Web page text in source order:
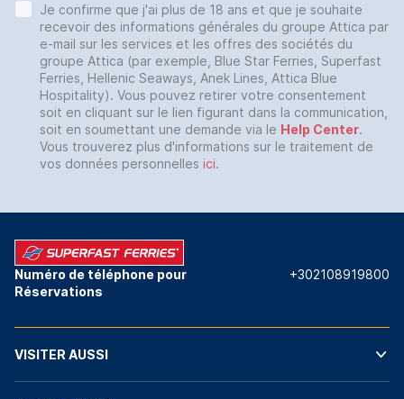
Je confirme que j'ai plus de 18 ans et que je souhaite
recevoir des informations générales du groupe Attica par
e-mail sur les services et les offres des sociétés du
groupe Attica (par exemple, Blue Star Ferries, Superfast
Ferries, Hellenic Seaways, Anek Lines, Attica Blue
Hospitality). Vous pouvez retirer votre consentement
soit en cliquant sur le lien figurant dans la communication,
soit en soumettant une demande via le Help Center.
Vous trouverez plus d'informations sur le traitement de
vos données personnelles ici.
Numéro de téléphone pour
Réservations
+302108919800
VISITER AUSSI